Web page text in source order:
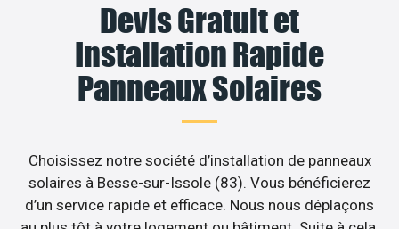
Devis Gratuit et
Installation Rapide
Panneaux Solaires
Choisissez notre société d’installation de panneaux
solaires à Besse-sur-Issole (83). Vous bénéficierez
d’un service rapide et efficace. Nous nous déplaçons